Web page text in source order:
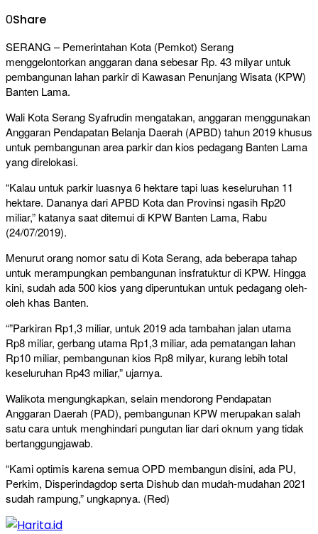
0Share
SERANG – Pemerintahan Kota (Pemkot) Serang
menggelontorkan anggaran dana sebesar Rp. 43 milyar untuk
pembangunan lahan parkir di Kawasan Penunjang Wisata (KPW)
Banten Lama.
Wali Kota Serang Syafrudin mengatakan, anggaran menggunakan
Anggaran Pendapatan Belanja Daerah (APBD) tahun 2019 khusus
untuk pembangunan area parkir dan kios pedagang Banten Lama
yang direlokasi.
“Kalau untuk parkir luasnya 6 hektare tapi luas keseluruhan 11
hektare. Dananya dari APBD Kota dan Provinsi ngasih Rp20
miliar,” katanya saat ditemui di KPW Banten Lama, Rabu
(24/07/2019).
Menurut orang nomor satu di Kota Serang, ada beberapa tahap
untuk merampungkan pembangunan insfratuktur di KPW. Hingga
kini, sudah ada 500 kios yang diperuntukan untuk pedagang oleh-
oleh khas Banten.
“”Parkiran Rp1,3 miliar, untuk 2019 ada tambahan jalan utama
Rp8 miliar, gerbang utama Rp1,3 miliar, ada pematangan lahan
Rp10 miliar, pembangunan kios Rp8 milyar, kurang lebih total
keseluruhan Rp43 miliar,” ujarnya.
Walikota mengungkapkan, selain mendorong Pendapatan
Anggaran Daerah (PAD), pembangunan KPW merupakan salah
satu cara untuk menghindari pungutan liar dari oknum yang tidak
bertanggungjawab.
“Kami optimis karena semua OPD membangun disini, ada PU,
Perkim, Disperindagdop serta Dishub dan mudah-mudahan 2021
sudah rampung,” ungkapnya. (Red)